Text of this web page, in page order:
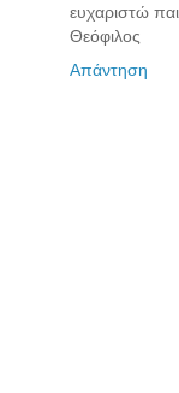
ευχαριστώ
Θεόφιλος
Απάντηση